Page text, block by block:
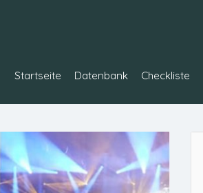
Startseite Datenbank Checkliste